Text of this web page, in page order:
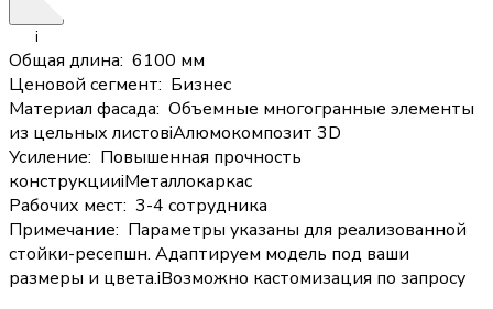
i
Общая длина: 6100 мм
Ценовой сегмент: Бизнес
Материал фасада: Объемные многогранные элементы
из цельных листовiАлюмокомпозит 3D
Усиление: Повышенная прочность
конструкцииiМеталлокаркас
Рабочих мест: 3-4 сотрудника
Примечание: Параметры указаны для реализованной
стойки-ресепшн. Адаптируем модель под ваши
размеры и цвета.iВозможно кастомизация по запросу